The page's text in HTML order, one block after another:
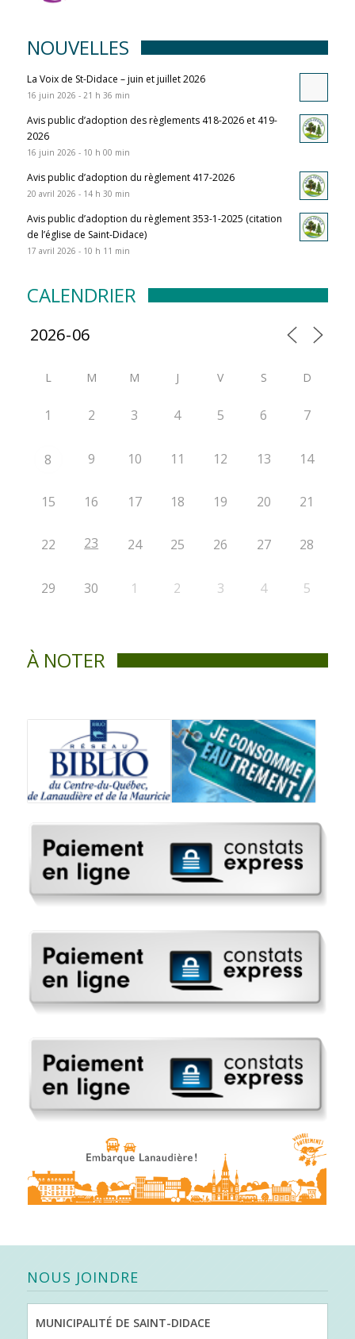
NOUVELLES
La Voix de St-Didace – juin et juillet 2026
16 juin 2026 - 21 h 36 min
Avis public d’adoption des règlements 418-2026 et 419-
2026
16 juin 2026 - 10 h 00 min
Avis public d’adoption du règlement 417-2026
20 avril 2026 - 14 h 30 min
Avis public d’adoption du règlement 353-1-2025 (citation
de l’église de Saint-Didace)
17 avril 2026 - 10 h 11 min
CALENDRIER
L M M J V S D
1 2 3 4 5 6 7
8 9 10 11 12 13 14
15 16 17 18 19 20 21
22 23 24 25 26 27 28
29 30 1 2 3 4 5
À NOTER
NOUS JOINDRE
MUNICIPALITÉ DE SAINT-DIDACE